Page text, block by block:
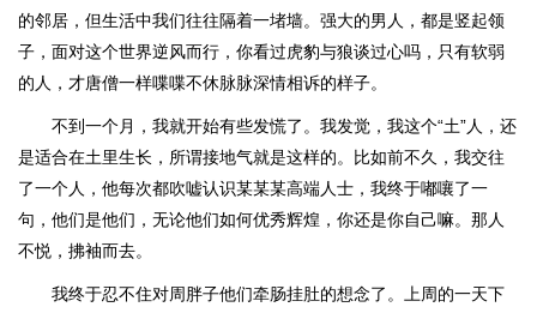
的邻居，但生活中我们往往隔着一堵墙。强大的男人，都是竖起领
子，面对这个世界逆风而行，你看过虎豹与狼谈过心吗，只有软弱
的人，才唐僧一样喋喋不休脉脉深情相诉的样子。
不到一个月，我就开始有些发慌了。我发觉，我这个“土”人，还
是适合在土里生长，所谓接地气就是这样的。比如前不久，我交往
了一个人，他每次都吹嘘认识某某某高端人士，我终于嘟嚷了一
句，他们是他们，无论他们如何优秀辉煌，你还是你自己嘛。那人
不悦，拂袖而去。
我终于忍不住对周胖子他们牵肠挂肚的想念了。上周的一天下